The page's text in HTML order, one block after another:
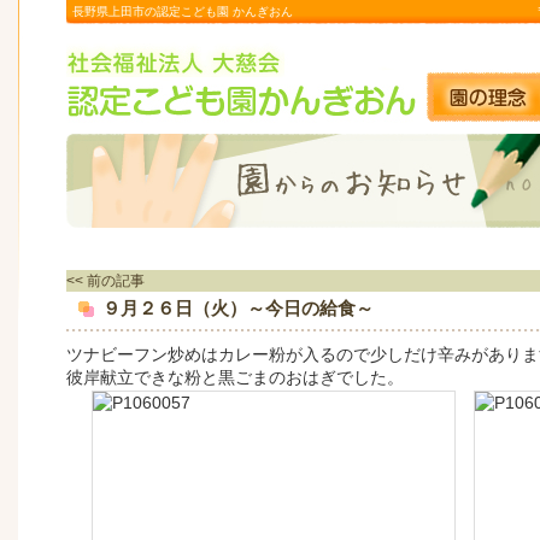
長野県上田市の認定こども園 かんぎおん
<< 前の記事
９月２６日（火）～今日の給食～
ツナビーフン炒めはカレー粉が入るので少しだけ辛みがあり
彼岸献立できな粉と黒ごまのおはぎでした。